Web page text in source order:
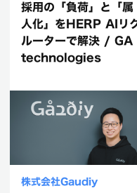
採用の「負荷」と「属
人化」をHERP AIリ
ルーターで解決 / GA
technologies
株式会社Gaudiy